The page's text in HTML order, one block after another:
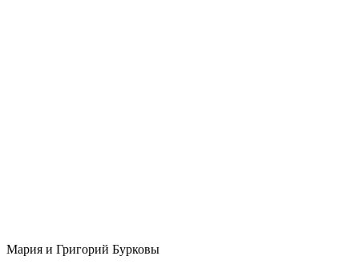
Мария и Григорий Бурковы